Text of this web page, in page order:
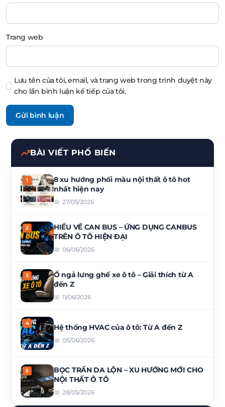
Trang web
Lưu tên của tôi, email, và trang web trong trình duyệt này
cho lần bình luận kế tiếp của tôi.
BÀI VIẾT PHỔ BIẾN
8 xu hướng phối màu nội thất ô tô hot
nhất hiện nay
27/05/2026
HIỂU VỀ CAN BUS – ỨNG DỤNG CANBUS
TRÊN Ô TÔ HIỆN ĐẠI
06/06/2026
Ổ ngả lưng ghế xe ô tô – Giải thích từ A
đến Z
11/06/2026
Hệ thống HVAC của ô tô: Từ A đến Z
05/06/2026
BỌC TRẦN DA LỘN – XU HƯỚNG MỚI CHO
NỘI THẤT Ô TÔ
28/05/2026